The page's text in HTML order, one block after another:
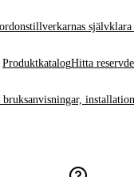
självklara
ProduktkatalogHitta